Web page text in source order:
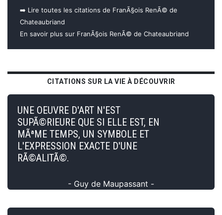
➡️ Lire toutes les citations de FranÃ§ois RenÃ© de
Chateaubriand
En savoir plus sur FranÃ§ois RenÃ© de Chateaubriand
CITATIONS SUR LA VIE À DÉCOUVRIR
UNE OEUVRE D'ART N'EST
SUPÃ©RIEURE QUE SI ELLE EST, EN
MÃªME TEMPS, UN SYMBOLE ET
L'EXPRESSION EXACTE D'UNE
RÃ©ALITÃ©.
- Guy de Maupassant -